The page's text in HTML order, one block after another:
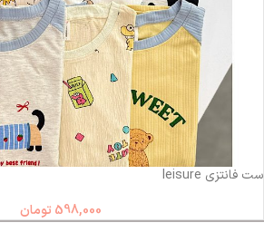
ست فانتزی leisure
598,000 تومان